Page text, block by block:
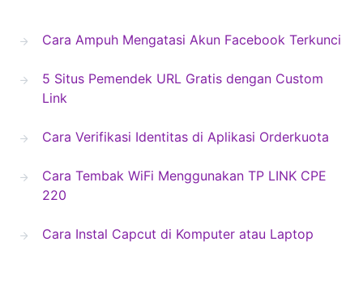
Cara Ampuh Mengatasi Akun Facebook Terkunci
5 Situs Pemendek URL Gratis dengan Custom
Link
Cara Verifikasi Identitas di Aplikasi Orderkuota
Cara Tembak WiFi Menggunakan TP LINK CPE
220
Cara Instal Capcut di Komputer atau Laptop